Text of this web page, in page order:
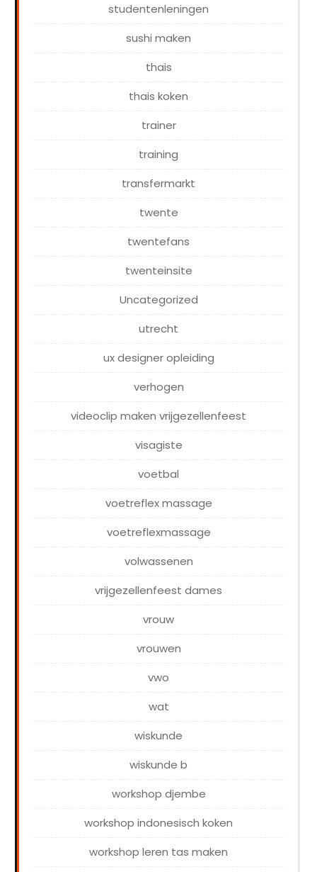
studentenleningen
sushi maken
thais
thais koken
trainer
training
transfermarkt
twente
twentefans
twenteinsite
Uncategorized
utrecht
ux designer opleiding
verhogen
videoclip maken vrijgezellenfeest
visagiste
voetbal
voetreflex massage
voetreflexmassage
volwassenen
vrijgezellenfeest dames
vrouw
vrouwen
vwo
wat
wiskunde
wiskunde b
workshop djembe
workshop indonesisch koken
workshop leren tas maken